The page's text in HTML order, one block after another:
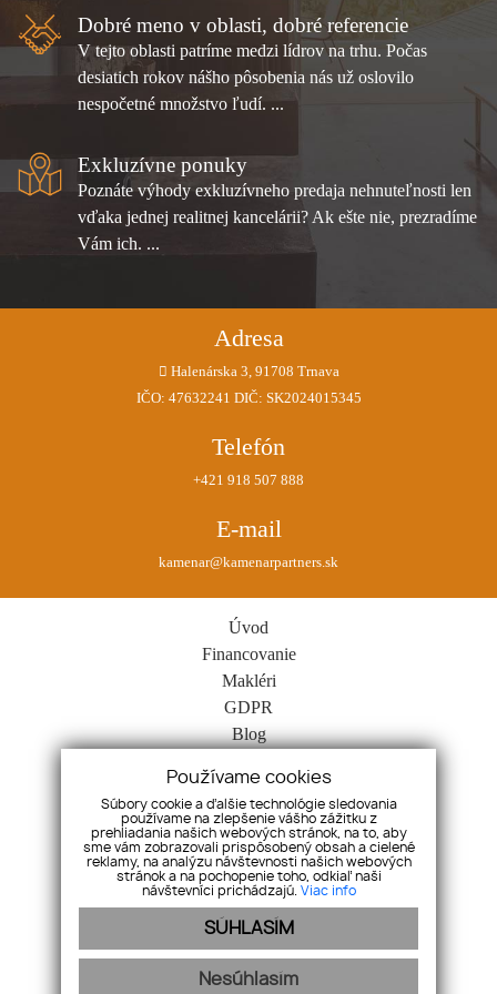
Dobré meno v oblasti, dobré referencie
V tejto oblasti patríme medzi lídrov na trhu. Počas
desiatich rokov nášho pôsobenia nás už oslovilo
nespočetné množstvo ľudí. ...
Exkluzívne ponuky
Poznáte výhody exkluzívneho predaja nehnuteľnosti len
vďaka jednej realitnej kancelárii? Ak ešte nie, prezradíme
Vám ich. ...
Adresa
Halenárska 3, 91708 Trnava
IČO: 47632241 DIČ: SK2024015345
Telefón
+421 918 507 888
E-mail
kamenar@kamenarpartners.sk
Úvod
Financovanie
Makléri
GDPR
Blog
Kontakt
Cookies
Nehnuteľnosti
Byty
Domy
Pozemky
Komerčné objekty
Ostatné
Používame cookies
Súbory cookie a ďalšie technológie sledovania
používame na zlepšenie vášho zážitku z
prehliadania našich webových stránok, na to, aby
sme vám zobrazovali prispôsobený obsah a cielené
reklamy, na analýzu návštevnosti našich webových
stránok a na pochopenie toho, odkiaľ naši
návštevníci prichádzajú. Viac info
SÚHLASÍM
Nesúhlasím